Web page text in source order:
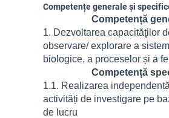
Competențe generale și
Competență
1. Dezvoltarea capacităţilor
observare/ explorare a
biologice, a proceselor și a
Competență
1.1. Realizarea
activități de investigare pe
de lucru